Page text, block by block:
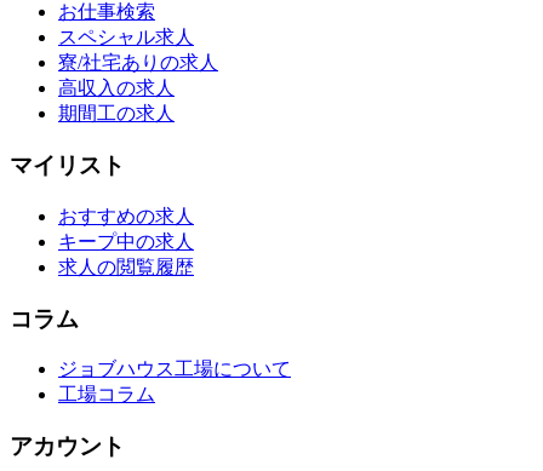
お仕事検索
スペシャル求人
寮/社宅ありの求人
高収入の求人
期間工の求人
マイリスト
おすすめの求人
キープ中の求人
求人の閲覧履歴
コラム
ジョブハウス工場について
工場コラム
アカウント